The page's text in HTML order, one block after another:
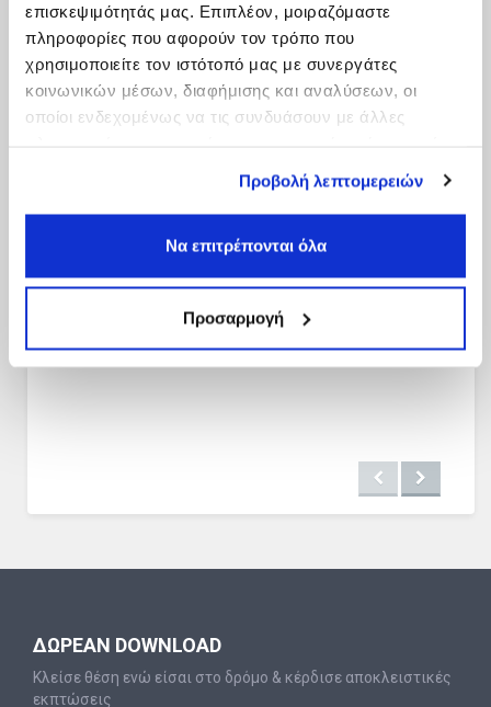
επισκεψιμότητάς μας. Επιπλέον, μοιραζόμαστε
πληροφορίες που αφορούν τον τρόπο που
χρησιμοποιείτε τον ιστότοπό μας με συνεργάτες
κοινωνικών μέσων, διαφήμισης και αναλύσεων, οι
οποίοι ενδεχομένως να τις συνδυάσουν με άλλες
Προβολή λεπτομερειών
Να επιτρέπονται όλα
Προσαρμογή
ΔΩΡΕΑΝ DOWNLOAD
Κλείσε θέση ενώ είσαι στο δρόμο & κέρδισε αποκλειστικές
εκπτώσεις